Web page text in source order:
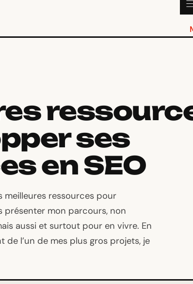
ses
en SEO
meilleures ressources pour
présenter mon parcours, non
aussi et surtout pour en vivre. En
de l’un de mes plus gros projets, je